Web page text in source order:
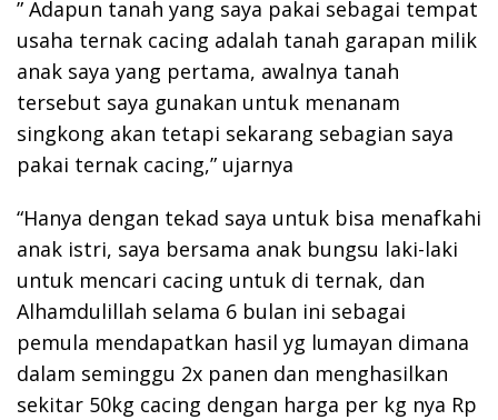
” Adapun tanah yang saya pakai sebagai tempat
usaha ternak cacing adalah tanah garapan milik
anak saya yang pertama, awalnya tanah
tersebut saya gunakan untuk menanam
singkong akan tetapi sekarang sebagian saya
pakai ternak cacing,” ujarnya
“Hanya dengan tekad saya untuk bisa menafkahi
anak istri, saya bersama anak bungsu laki-laki
untuk mencari cacing untuk di ternak, dan
Alhamdulillah selama 6 bulan ini sebagai
pemula mendapatkan hasil yg lumayan dimana
dalam seminggu 2x panen dan menghasilkan
sekitar 50kg cacing dengan harga per kg nya Rp